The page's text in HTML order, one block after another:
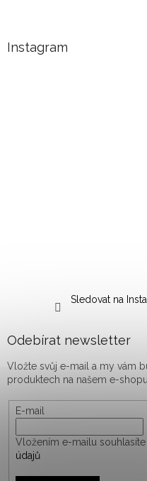
Instagram
Sledovat na
Odebírat newsletter
Vložte svůj e-mail a my vám
produktech na našem e-
E-mail
Vložením e-mailu souhlasíte
údajů